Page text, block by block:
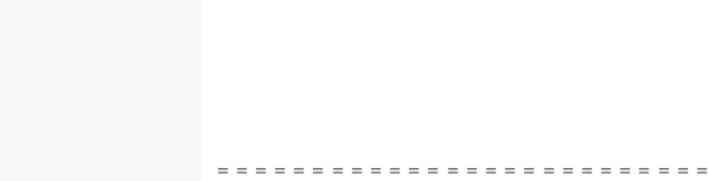
＝＝＝＝＝＝＝＝＝＝＝＝＝＝＝＝＝＝＝＝＝＝＝＝＝＝